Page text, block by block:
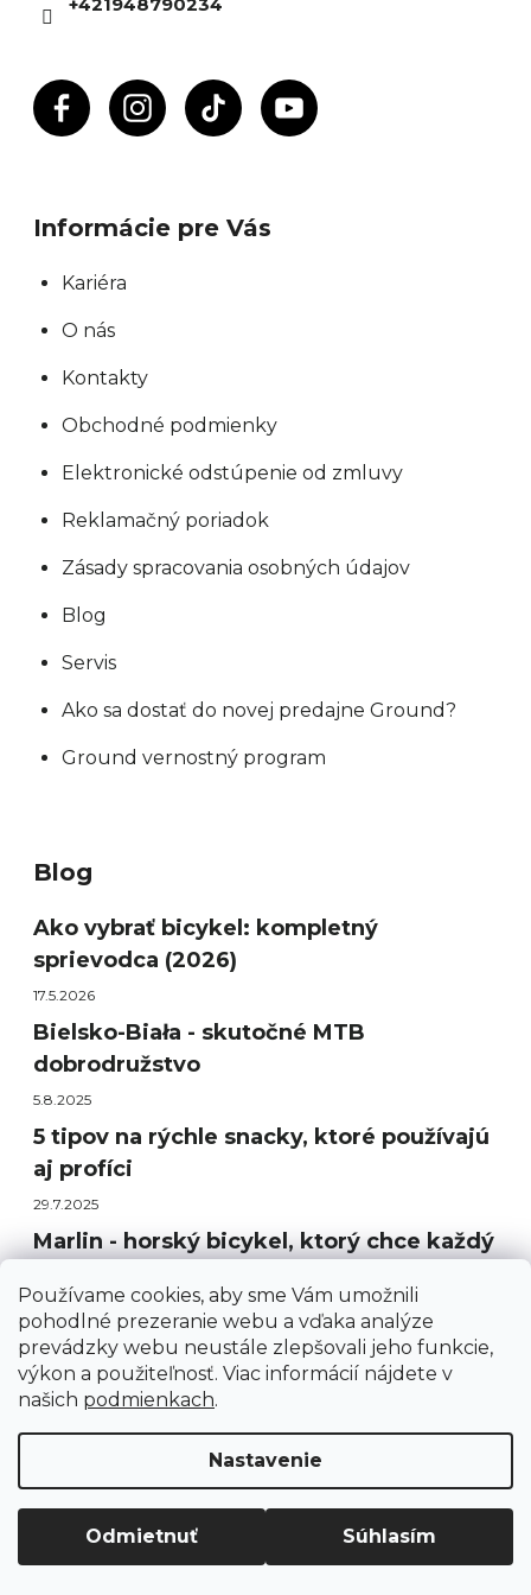
Používame cookies, aby sme Vám umožnili
pohodlné prezeranie webu a vďaka analýze
prevádzky webu neustále zlepšovali jeho funkcie,
výkon a použiteľnosť. Viac informácií nájdete v
našich podmienkach.
Nastavenie
Odmietnuť Súhlasím
v
k
Informácie pre Vás
Kariéra
O nás
Kontakty
Obchodné podmienky
Elektronické odstúpenie od zmluvy
Reklamačný poriadok
Zásady spracovania osobných údajov
Blog
Servis
Ako sa dostať do novej predajne Ground?
Ground vernostný program
Blog
Ako vybrať bicykel: kompletný
sprievodca (2026)
17.5.2026
Bielsko-Biała - skutočné MTB
dobrodružstvo
5.8.2025
5 tipov na rýchle snacky, ktoré používajú
aj profíci
29.7.2025
Marlin - horský bicykel, ktorý chce každý
8 tipov kam na rodinnú lyžovačku ⛷️
17.2.2025
Všetky články